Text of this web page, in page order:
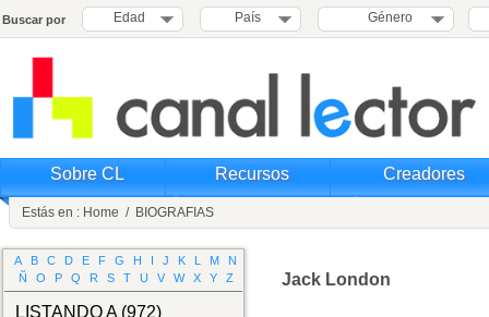
Buscar por Edad País Género
Sobre CL Recursos Creadores
Estás en : Home / BIOGRAFIAS
A B C D E F G H I J K L M
N
Ñ
O P Q R S T U V W X Y Z
LISTANDOA(972)
Jack London